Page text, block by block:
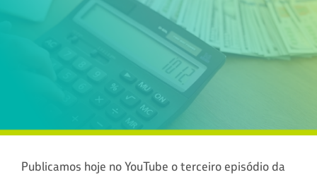
Publicamos hoje no YouTube o terceiro episódio da